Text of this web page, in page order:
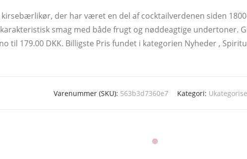
der har været en del af cocktailverdenen siden
smag med både frugt og nøddeagtige undertoner.
til 179.00 DKK. Billigste Pris fundet i kategorien Nyheder ,
Varenummer (SKU): 563b3d7360e7 Kategori: